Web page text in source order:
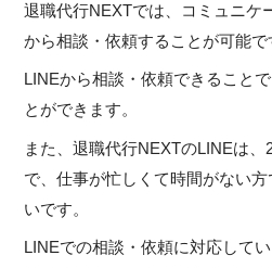
退職代行NEXTでは、コミュニケ
から相談・依頼することが可能で
LINEから相談・依頼できること
とができます。
また、退職代行NEXTのLINEは
で、仕事が忙しくて時間がない
いです。
LINEでの相談・依頼に対応して